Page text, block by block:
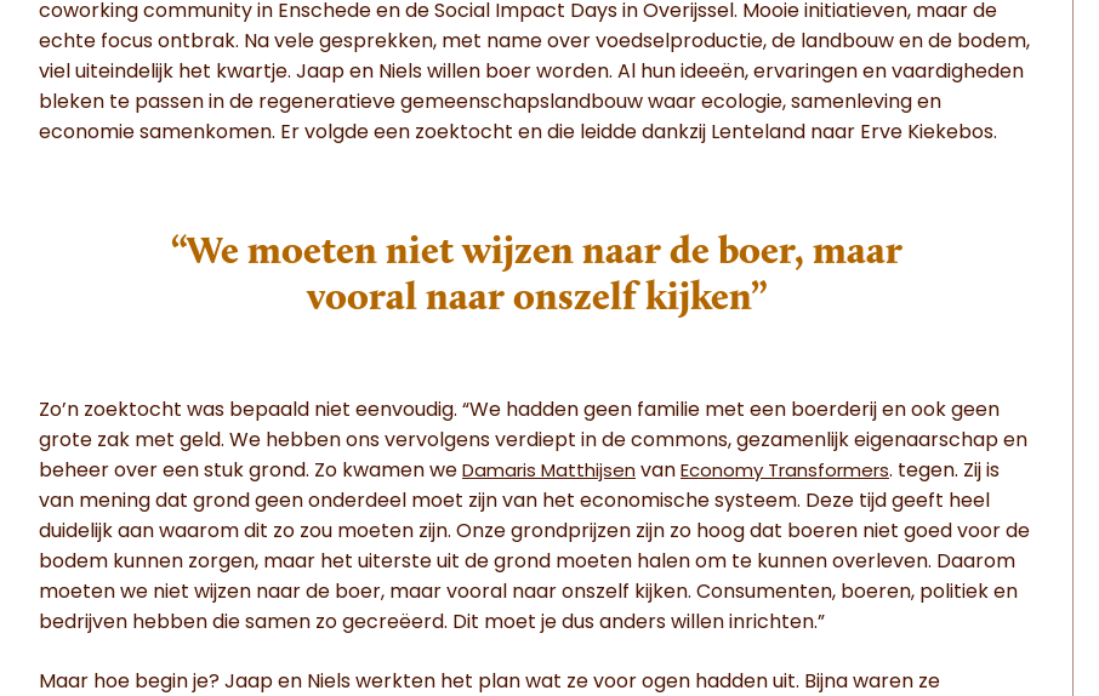
coworking community in Enschede en de Social Impact Days in Overijssel. Mooie initiatieven, maar de
echte focus ontbrak. Na vele gesprekken, met name over voedselproductie, de landbouw en de bodem,
viel uiteindelijk het kwartje. Jaap en Niels willen boer worden. Al hun ideeën, ervaringen en vaardigheden
bleken te passen in de regeneratieve gemeenschapslandbouw waar ecologie, samenleving en
economie samenkomen. Er volgde een zoektocht en die leidde dankzij Lenteland naar Erve Kiekebos.
“We moeten niet wijzen naar de boer, maar
vooral naar onszelf kijken”
Zo’n zoektocht was bepaald niet eenvoudig. “We hadden geen familie met een boerderij en ook geen
grote zak met geld. We hebben ons vervolgens verdiept in de commons, gezamenlijk eigenaarschap en
beheer over een stuk grond. Zo kwamen we Damaris Matthijsen van Economy Transformers. tegen. Zij is
van mening dat grond geen onderdeel moet zijn van het economische systeem. Deze tijd geeft heel
duidelijk aan waarom dit zo zou moeten zijn. Onze grondprijzen zijn zo hoog dat boeren niet goed voor de
bodem kunnen zorgen, maar het uiterste uit de grond moeten halen om te kunnen overleven. Daarom
moeten we niet wijzen naar de boer, maar vooral naar onszelf kijken. Consumenten, boeren, politiek en
bedrijven hebben die samen zo gecreëerd. Dit moet je dus anders willen inrichten.”
Maar hoe begin je? Jaap en Niels werkten het plan wat ze voor ogen hadden uit. Bijna waren ze